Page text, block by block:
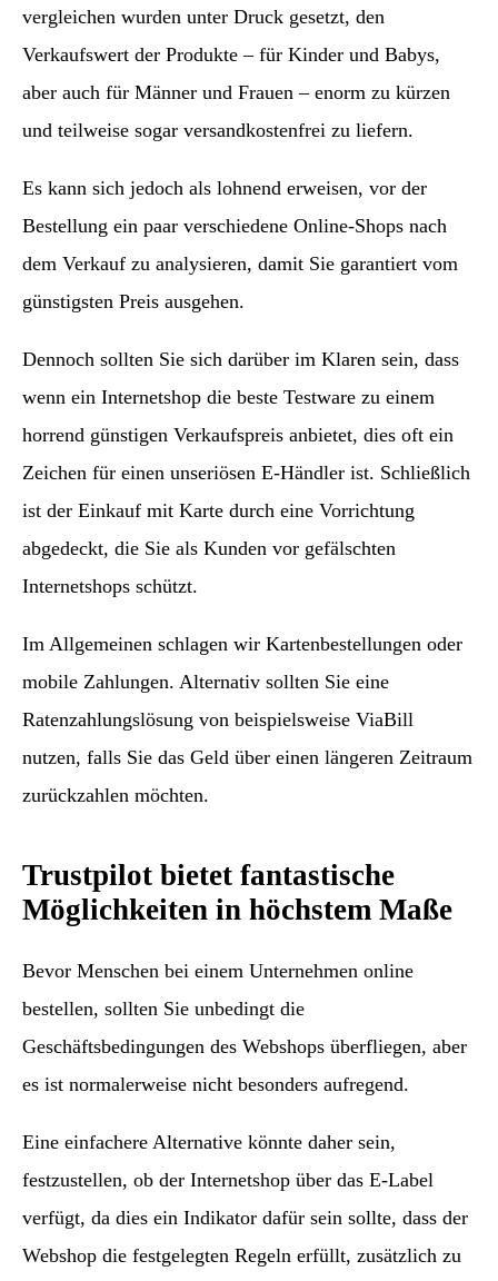
vergleichen wurden unter Druck gesetzt, den
Verkaufswert der Produkte – für Kinder und Babys,
aber auch für Männer und Frauen – enorm zu kürzen
und teilweise sogar versandkostenfrei zu liefern.
Es kann sich jedoch als lohnend erweisen, vor der
Bestellung ein paar verschiedene Online-Shops nach
dem Verkauf zu analysieren, damit Sie garantiert vom
günstigsten Preis ausgehen.
Dennoch sollten Sie sich darüber im Klaren sein, dass
wenn ein Internetshop die beste Testware zu einem
horrend günstigen Verkaufspreis anbietet, dies oft ein
Zeichen für einen unseriösen E-Händler ist. Schließlich
ist der Einkauf mit Karte durch eine Vorrichtung
abgedeckt, die Sie als Kunden vor gefälschten
Internetshops schützt.
Im Allgemeinen schlagen wir Kartenbestellungen oder
mobile Zahlungen. Alternativ sollten Sie eine
Ratenzahlungslösung von beispielsweise ViaBill
nutzen, falls Sie das Geld über einen längeren Zeitraum
zurückzahlen möchten.
Trustpilot bietet fantastische
Möglichkeiten in höchstem Maße
Bevor Menschen bei einem Unternehmen online
bestellen, sollten Sie unbedingt die
Geschäftsbedingungen des Webshops überfliegen, aber
es ist normalerweise nicht besonders aufregend.
Eine einfachere Alternative könnte daher sein,
festzustellen, ob der Internetshop über das E-Label
verfügt, da dies ein Indikator dafür sein sollte, dass der
Webshop die festgelegten Regeln erfüllt, zusätzlich zu